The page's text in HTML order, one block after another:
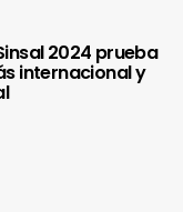
2024 prueba
internacional y